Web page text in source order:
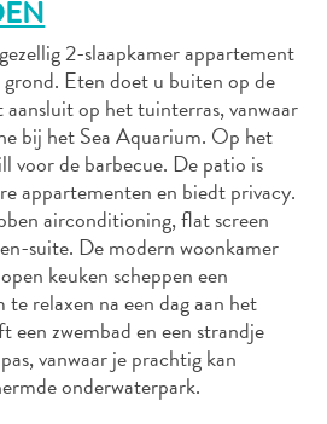
2-slaapkamer appartement
grond. Eten doet u buiten op de
op het tuinterras, vanwaar
bij het Sea Aquarium. Op het
voor de barbecue. De patio is
appartementen en biedt privacy.
airconditioning, flat screen
suite. De modern woonkamer
keuken scheppen een
relaxen na een dag aan het
een zwembad en een strandje
vanwaar je prachtig kan
onderwaterpark.